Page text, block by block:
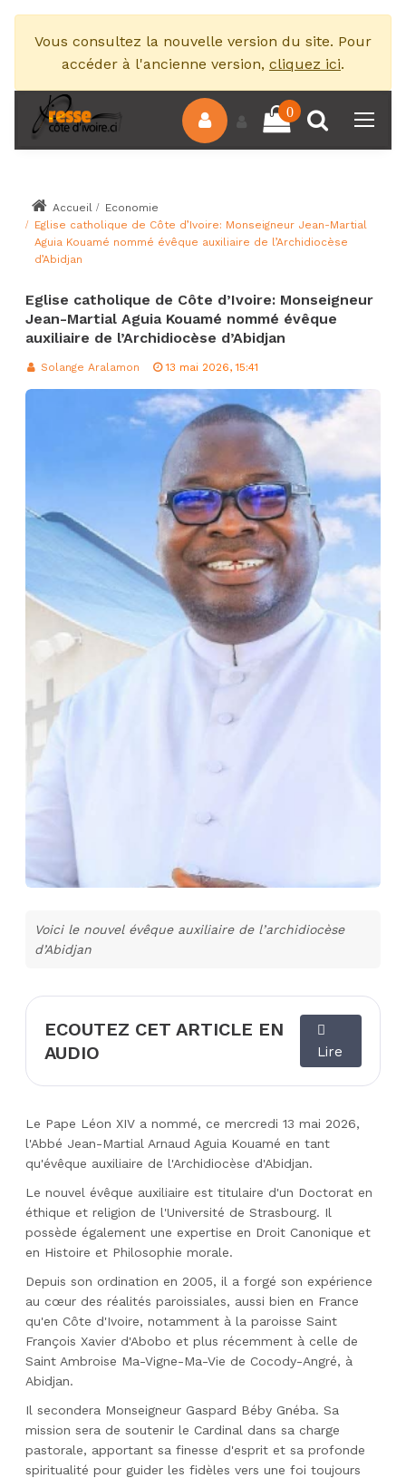
Vous consultez la nouvelle version du site. Pour
accéder à l'ancienne version, cliquez ici.
0
Accueil
Economie
Eglise catholique de Côte d’Ivoire: Monseigneur Jean-Martial
Aguia Kouamé nommé évêque auxiliaire de l’Archidiocèse
d’Abidjan
Eglise catholique de Côte d’Ivoire: Monseigneur
Jean-Martial Aguia Kouamé nommé évêque
auxiliaire de l’Archidiocèse d’Abidjan
Solange Aralamon 13 mai 2026, 15:41
Voici le nouvel évêque auxiliaire de l’archidiocèse
d’Abidjan
ECOUTEZ CET ARTICLE EN
AUDIO
Lire
Le Pape Léon XIV a nommé, ce mercredi 13 mai 2026,
l'Abbé Jean-Martial Arnaud Aguia Kouamé en tant
qu'évêque auxiliaire de l'Archidiocèse d'Abidjan.
Le nouvel évêque auxiliaire est titulaire d'un Doctorat en
éthique et religion de l'Université de Strasbourg. Il
possède également une expertise en Droit Canonique et
en Histoire et Philosophie morale.
Depuis son ordination en 2005, il a forgé son expérience
au cœur des réalités paroissiales, aussi bien en France
qu'en Côte d'Ivoire, notamment à la paroisse Saint
François Xavier d'Abobo et plus récemment à celle de
Saint Ambroise Ma-Vigne-Ma-Vie de Cocody-Angré, à
Abidjan.
Il secondera Monseigneur Gaspard Béby Gnéba. ​Sa
mission sera de soutenir le Cardinal dans sa charge
pastorale, apportant sa finesse d'esprit et sa profonde
spiritualité pour guider les fidèles vers une foi toujours